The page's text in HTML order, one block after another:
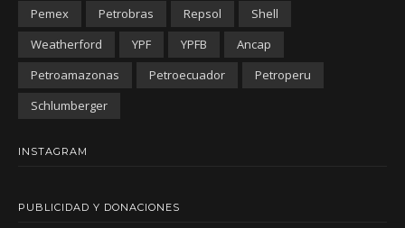
Pemex
Petrobras Repsol
Shell
Weatherford
YPF YPFB
Ancap
Petroamazonas
Petroecuador
Petroperu
Schlumberger
INSTAGRAM
PUBLICIDAD Y DONACIONES